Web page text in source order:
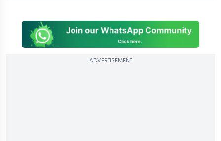
ADVERTISEMENT